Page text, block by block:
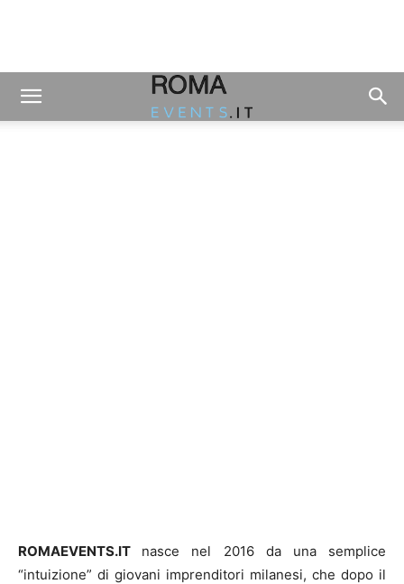
ROMAEVENTS.IT nasce nel 2016 da una semplice
“intuizione” di giovani imprenditori milanesi, che dopo il